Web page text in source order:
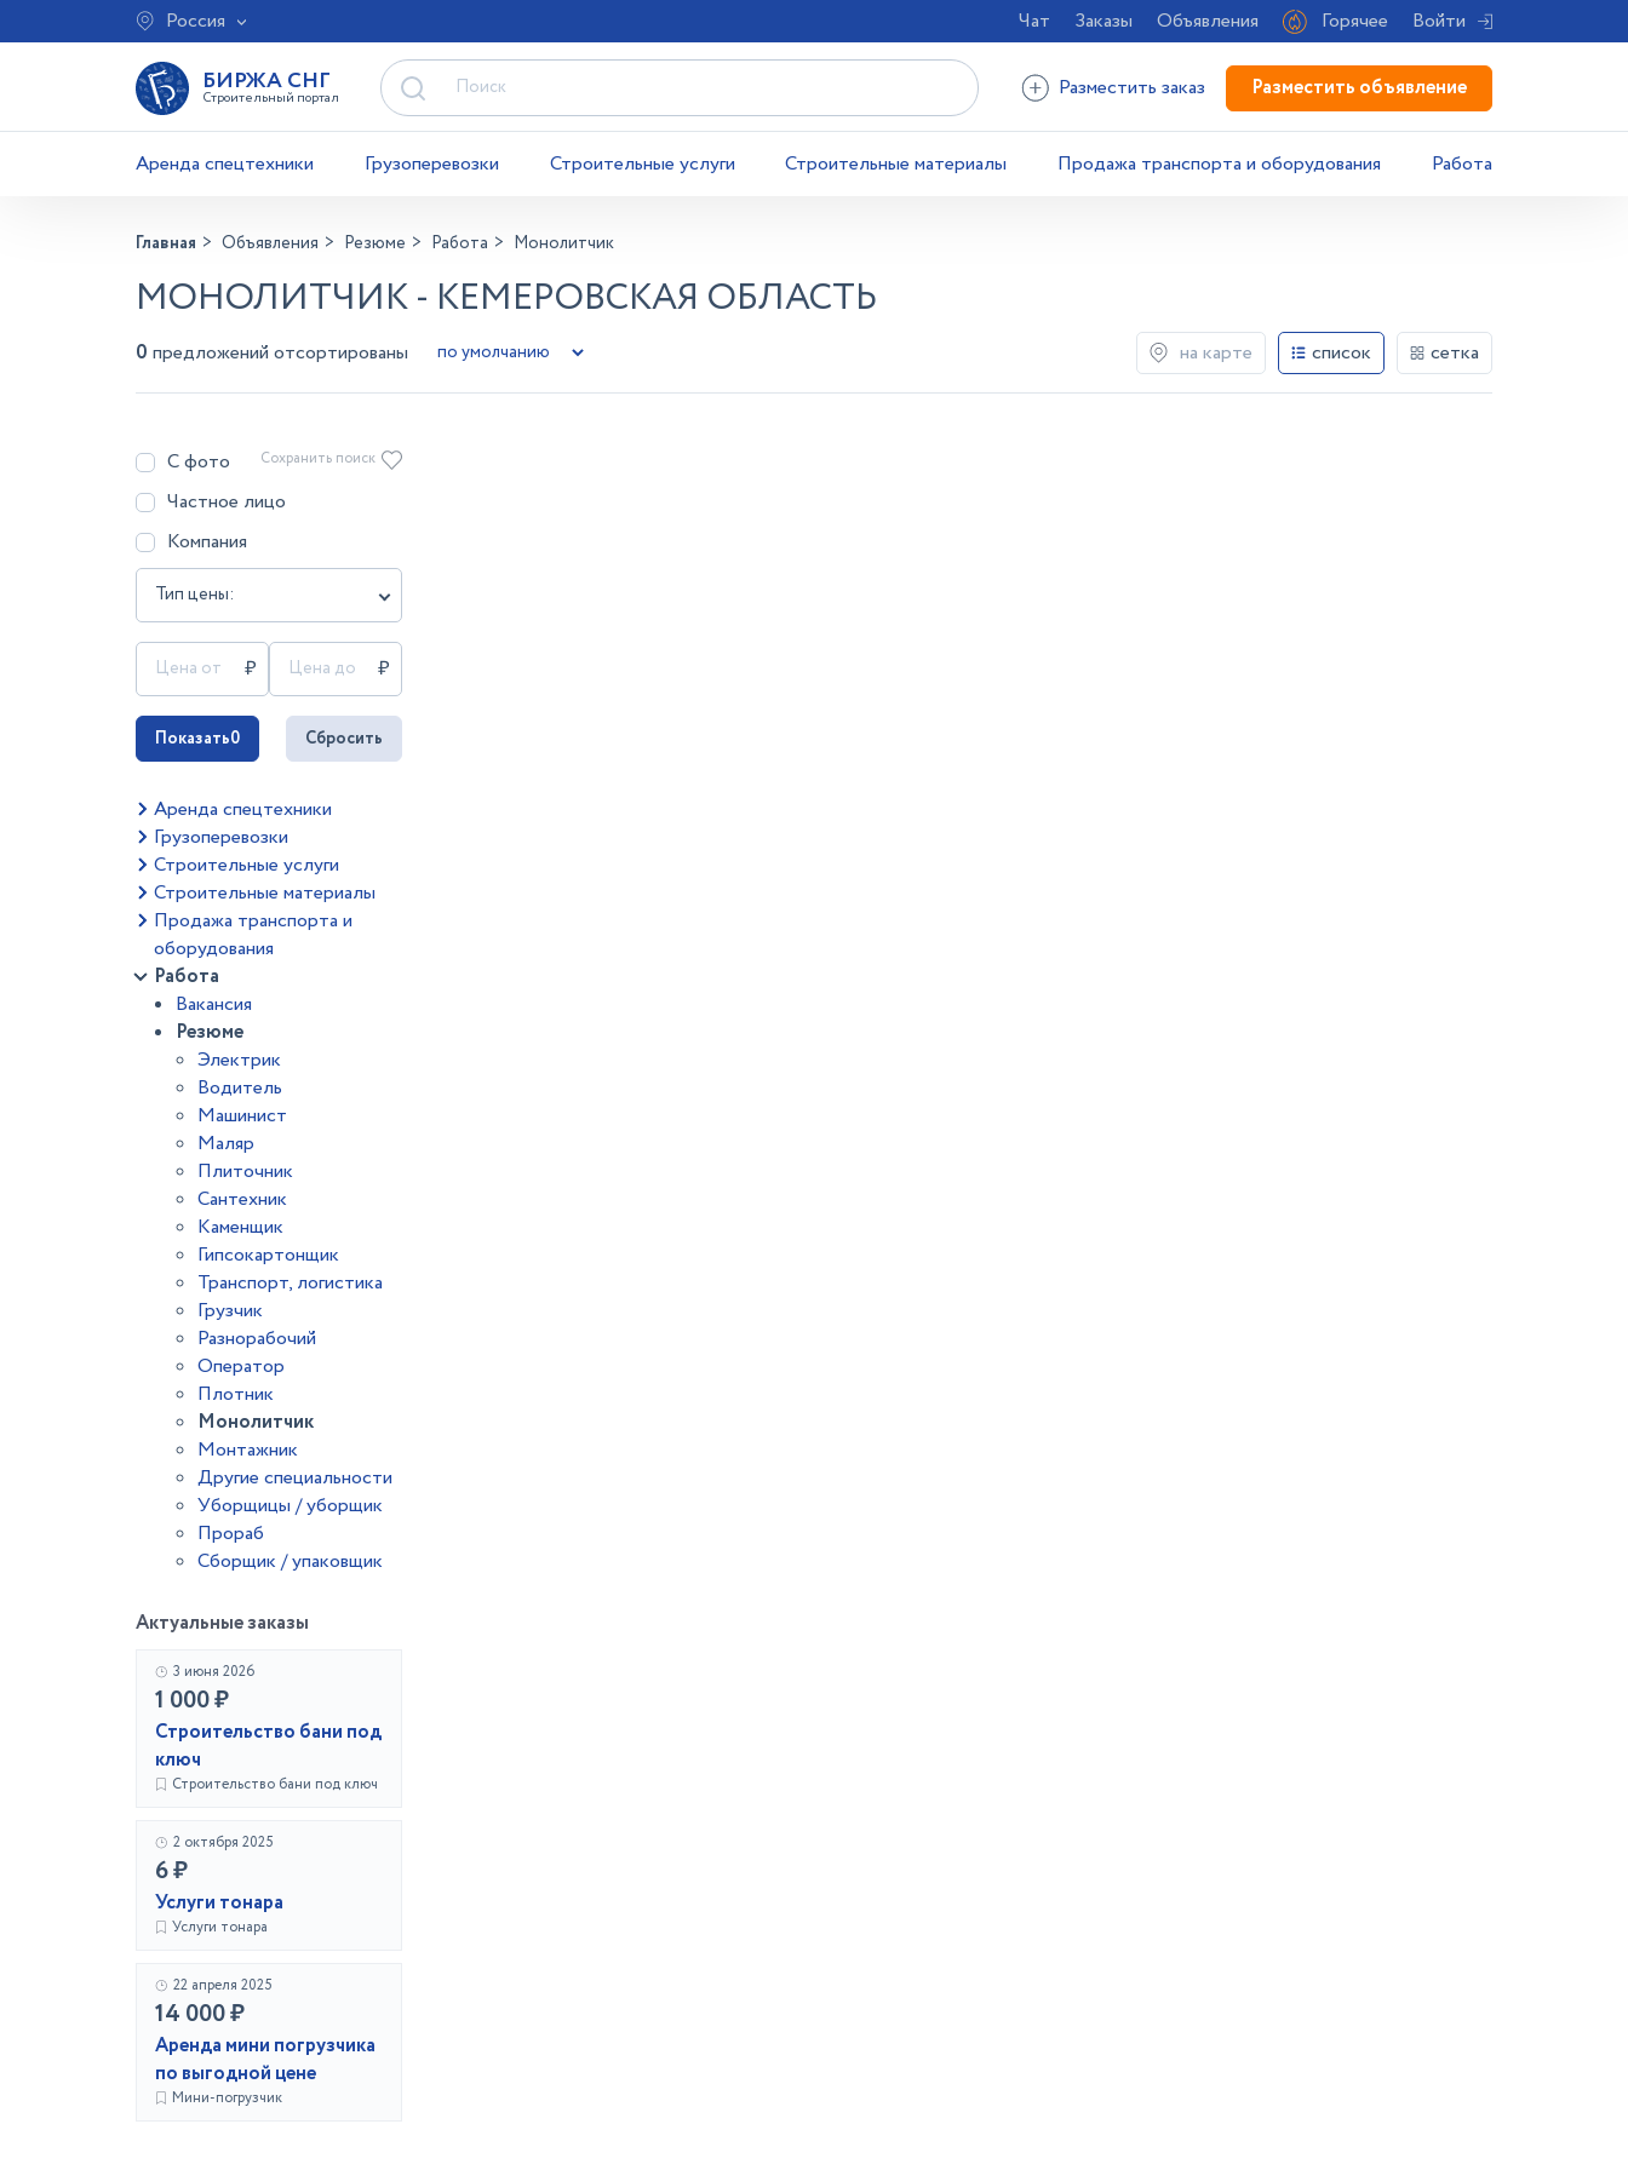
Россия Чат Заказы Объявления Горячее Войти
БИРЖА СНГ
Строительный портал Разместить заказ Разместить объявление
Аренда спецтехники Грузоперевозки Строительные услуги Строительные материалы Продажа транспорта и оборудования Работа
Главная Объявления Резюме Работа Монолитчик
МОНОЛИТЧИК - КЕМЕРОВСКАЯ ОБЛАСТЬ
0 предложений отсортированы на карте список сетка
С фото
Частное лицо
Компания
Тип цены:
Сохранить поиск
Показать0 Сбросить
Аренда спецтехники
Грузоперевозки
Строительные услуги
Строительные материалы
Продажа транспорта и
оборудования
Работа
Вакансия
Резюме
Электрик
Водитель
Машинист
Маляр
Плиточник
Сантехник
Каменщик
Гипсокартонщик
Транспорт, логистика
Грузчик
Разнорабочий
Оператор
Плотник
Монолитчик
Монтажник
Другие специальности
Уборщицы / уборщик
Прораб
Сборщик / упаковщик
Актуальные заказы
3 июня 2026
1 000 ₽
Строительство бани под
ключ
Строительство бани под ключ
2 октября 2025
6 ₽
Услуги тонара
Услуги тонара
22 апреля 2025
14 000 ₽
Аренда мини погрузчика
по выгодной цене
Мини-погрузчик